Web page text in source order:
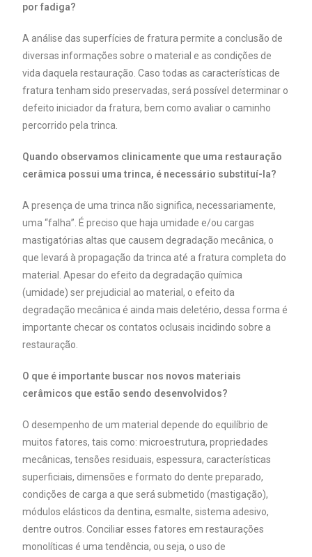
por fadiga?
A análise das superfícies de fratura permite a conclusão de
diversas informações sobre o material e as condições de
vida daquela restauração. Caso todas as características de
fratura tenham sido preservadas, será possível determinar o
defeito iniciador da fratura, bem como avaliar o caminho
percorrido pela trinca.
Quando observamos clinicamente que uma restauração
cerâmica possui uma trinca, é necessário substituí-la?
A presença de uma trinca não significa, necessariamente,
uma “falha”. É preciso que haja umidade e/ou cargas
mastigatórias altas que causem degradação mecânica, o
que levará à propagação da trinca até a fratura completa do
material. Apesar do efeito da degradação química
(umidade) ser prejudicial ao material, o efeito da
degradação mecânica é ainda mais deletério, dessa forma é
importante checar os contatos oclusais incidindo sobre a
restauração.
O que é importante buscar nos novos materiais
cerâmicos que estão sendo desenvolvidos?
O desempenho de um material depende do equilíbrio de
muitos fatores, tais como: microestrutura, propriedades
mecânicas, tensões residuais, espessura, características
superficiais, dimensões e formato do dente preparado,
condições de carga a que será submetido (mastigação),
módulos elásticos da dentina, esmalte, sistema adesivo,
dentre outros. Conciliar esses fatores em restaurações
monolíticas é uma tendência, ou seja, o uso de